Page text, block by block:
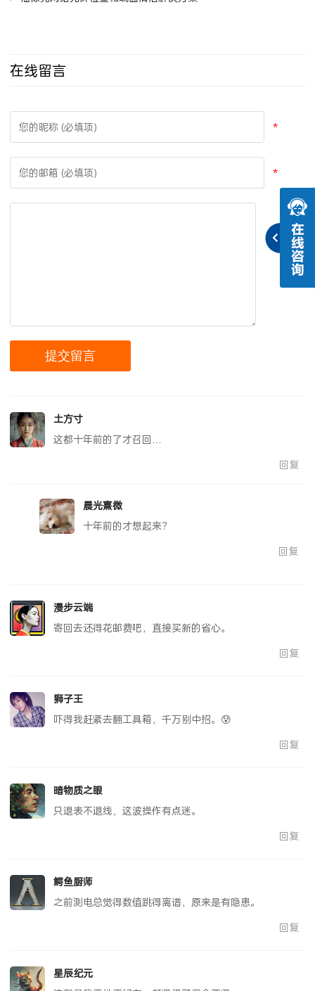
在线留言
*
*
土方寸
这都十年前的了才召回…
回复
晨光熹微
十年前的才想起来？
回复
漫步云端
寄回去还得花邮费吧，直接买新的省心。
回复
狮子王
吓得我赶紧去翻工具箱，千万别中招。😰
回复
暗物质之眼
只退表不退线，这波操作有点迷。
回复
鳄鱼厨师
之前测电总觉得数值跳得离谱，原来是有隐患。
回复
星辰纪元